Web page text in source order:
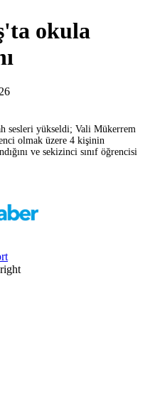
okula
sesleri yükseldi; Vali Mükerrem
olmak üzere 4 kişinin
ve sekizinci sınıf öğrencisi